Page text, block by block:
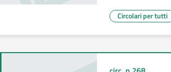
Circolari per tutti